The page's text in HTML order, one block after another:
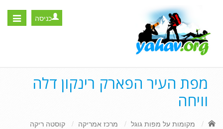
Toggle
כניסה
מפת העיר הפארק רינקון דלה
וויחה
מקומות על מפות גוגל מרכז אמריקה
קוסטה ריקה